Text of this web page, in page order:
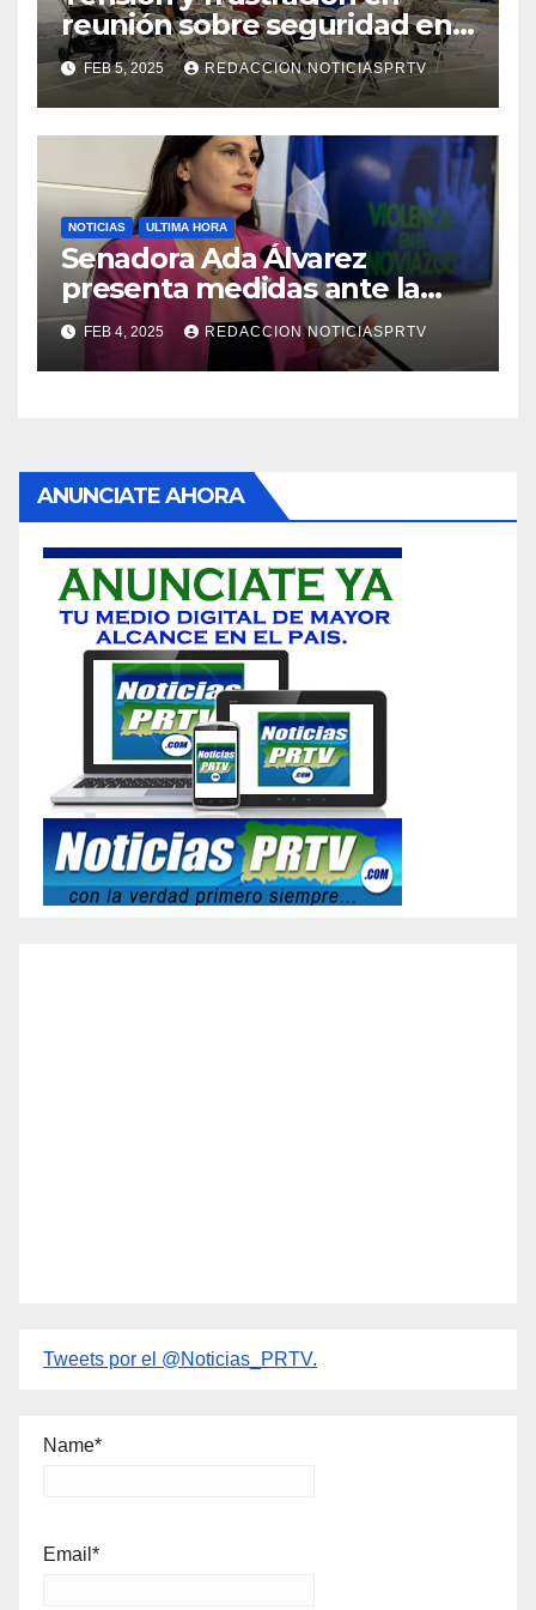
reunión sobre seguridad en
Reparto Metropolitano
FEB 5, 2025 REDACCION NOTICIASPRTV
NOTICIAS ULTIMA HORA
Senadora Ada Álvarez
presenta medidas ante la
violencia en el noviazgo
FEB 4, 2025 REDACCION NOTICIASPRTV
ANUNCIATE AHORA
Tweets por el @Noticias_PRTV.
Name*
Email*